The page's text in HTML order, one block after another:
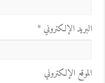
البريد الإلكتروني*
الموقع الإلكتروني